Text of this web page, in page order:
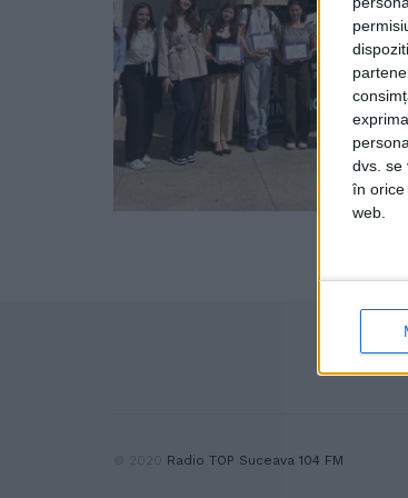
dvs. se
în orice
web.
Radio TOP Suceava 104 FM